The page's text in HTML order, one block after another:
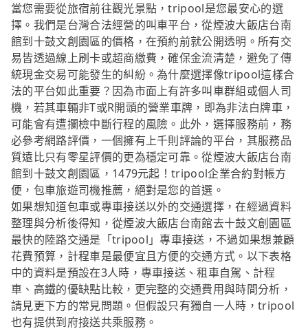
當您需要從旅宿前往觀光景點，tripool是您最安心的選
擇。我們是台灣合法經營的叫車平台，從煙波大飯店台南
館到十鼓文創園區的價格，在預約前就公開透明。所有交
易皆透過線上刷卡或超商繳費，確保金流清楚，避免了傳
統現金交易可能發生的糾紛。為什麼選擇像tripool這樣合
法的平台如此重要？因為市面上有許多叫車群組或個人司
機，若其車輛非T或R開頭的營業車牌，即為非法白牌車，
可能會有遭攔檢中斷行程的風險。此外，選擇服務前，務
必參考網路評價，一個擁有上千則評論的平台，其服務品
質遠比只有零星評價的更為穩定可靠。從煙波大飯店台南
館到十鼓文創園區，1479元起！tripool企業合約對帳方
便，包車旅遊司機推薦，絕對是您的首選。
如果想知道包車或專車接送以外的交通選擇，在經過資料
整理與分析後得知，從煙波大飯店台南館去十鼓文創園區
最快的陸路交通是「tripool」專車接送，不過如果想兼顧
花費預算，計程車是最便宜且方便的交通方式。以下表格
中的資料是預設在3人時，專車接送、租車自駕、計程
車、高鐵的優缺點比較，更完整的交通費用與時間分析，
請見更下方的常見問題。但假設只有獨自一人時，tripool
也有提供到府接送共乘服務。